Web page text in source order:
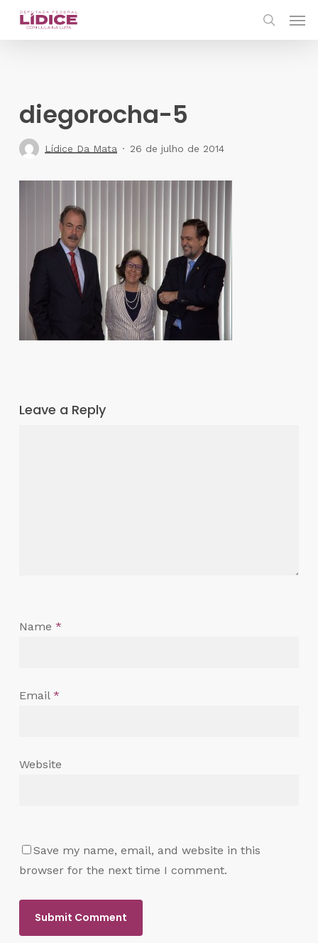
Skip
diegorocha-5
Lídice Da Mata 26 de julho de 2014
Leave a Reply
Name *
Email *
Website
Save my name, email, and website in this
browser for the next time I comment.